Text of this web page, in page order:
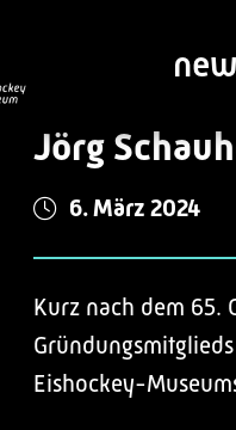
Jörg
6. März 2024
Kurz nach dem 65.
Eishockey-